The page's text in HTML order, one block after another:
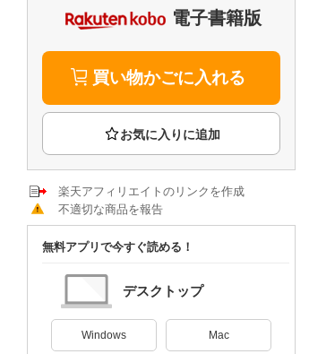
無料テレビ
Rチャンネル
チケット
楽天チケット
推し楽
電子書籍版
買い物かごに入れる
楽天アフィリエイトのリンクを作成
不適切な商品を報告
無料アプリで今すぐ読める！
デスクトップ
Windows Mac